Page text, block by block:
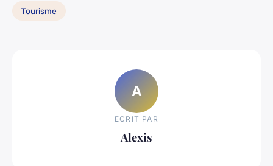
Tourisme
A
ECRIT PAR
Alexis